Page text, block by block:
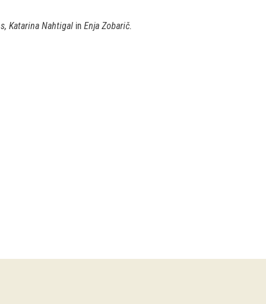
Katarina Nahtigal in Enja Zobarič.